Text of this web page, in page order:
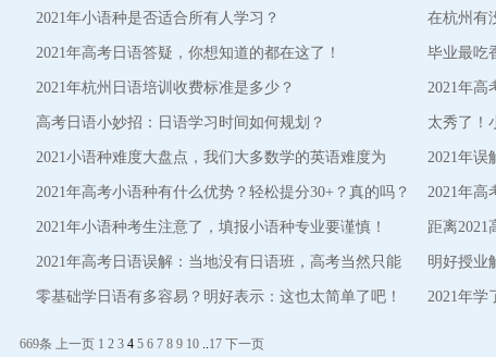
2021年小语种是否适合所有人学习？ 在杭州有
2021年高考日语答疑，你想知道的都在这了！ 毕业最吃
2021年杭州日语培训收费标准是多少？ 2021年高
高考日语小妙招：日语学习时间如何规划？ 太秀了！
2021小语种难度大盘点，我们大多数学的英语难度为
三！
2021年误
2021年高考小语种有什么优势？轻松提分30+？真的吗？ 2021年高
2021年小语种考生注意了，填报小语种专业要谨慎！ 距离2021
2021年高考日语误解：当地没有日语班，高考当然只能
选英语
明好授业
考研
零基础学日语有多容易？明好表示：这也太简单了吧！ 2021年学
669条 上一页 1 2 3 4 5 6 7 8 9 10..17 下一页